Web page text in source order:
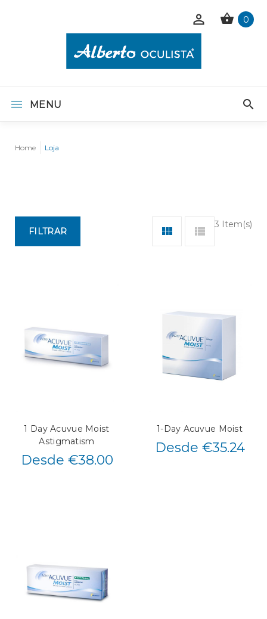
0
MENU
Home Loja
3 Item(s)
FILTRAR
1 Day Acuvue Moist
Astigmatism
Desde €38.00
1-Day Acuvue Moist
Desde €35.24